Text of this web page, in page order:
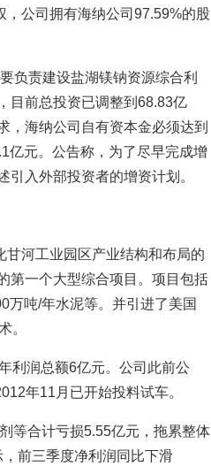
公司拥有海纳公司97.59%的股
负责建设盐湖镁钠资源综合利
目前总投资已调整到68.83亿
，海纳公司自有资本金必须达到
亿元。公告称，为了尽早完成增
入外部投资者的增资计划。
河工业园区产业结构和布局的
第一个大型综合项目。项目包括
万吨/年水泥等。并引进了美国
。
利润总额6亿元。公司此前公
年11月已开始投料试车。
等合计亏损5.55亿元，拖累整体
前三季度净利润同比下滑